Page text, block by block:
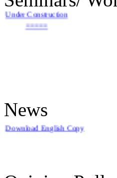
=====
News
An update on UGC - List of